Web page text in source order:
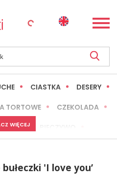
CIASTKA DESERY
TORTOWE CZEKOLADA
INNE
WIĘCEJ
'I love you’